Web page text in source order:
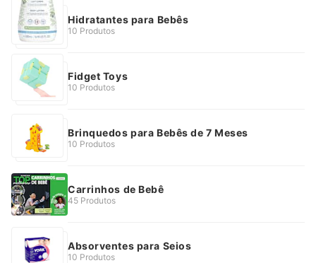
Hidratantes para Bebês
10 Produtos
Fidget Toys
10 Produtos
Brinquedos para Bebês de 7 Meses
10 Produtos
Carrinhos de Bebê
45 Produtos
Absorventes para Seios
10 Produtos